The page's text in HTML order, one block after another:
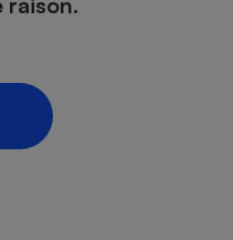
Sécurité - Hygiène
Assurance
Epargne - Fiscalité
Circulation routière
Pièce détachée
Moto
Comparatif
Comparatif plaque à
Comparatif casque audio
Comparatif barre de son
Comparatif tondeuse
Comparatif poêle à
Maison de retraite